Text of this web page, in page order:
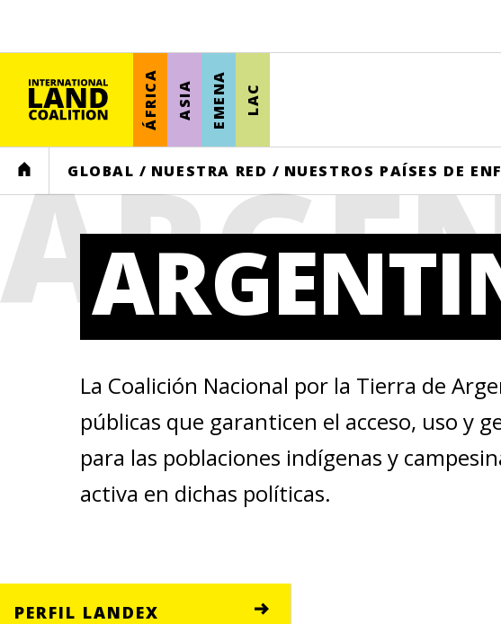
ÁFRICA ASIA EMENA LAC
HOME GLOBAL / NUESTRA RED / NUESTROS PAÍSES DE
La Coalición Nacional por la Tierra de
públicas que garanticen el acceso, uso y
para las poblaciones indígenas y
activa en dichas políticas.
PERFIL LANDEX